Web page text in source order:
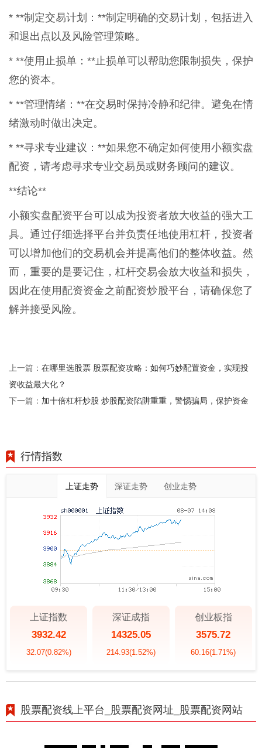
* **制定交易计划：**制定明确的交易计划，包括进入
和退出点以及风险管理策略。
* **使用止损单：**止损单可以帮助您限制损失，保护
您的资本。
* **管理情绪：**在交易时保持冷静和纪律。避免在情
绪激动时做出决定。
* **寻求专业建议：**如果您不确定如何使用小额实盘
配资，请考虑寻求专业交易员或财务顾问的建议。
**结论**
小额实盘配资平台可以成为投资者放大收益的强大工
具。通过仔细选择平台并负责任地使用杠杆，投资者
可以增加他们的交易机会并提高他们的整体收益。然
而，重要的是要记住，杠杆交易会放大收益和损失，
因此在使用配资资金之前配资炒股平台，请确保您了
解并接受风险。
上一篇： 在哪里选股票 股票配资攻略：如何巧妙配置资金，实现投
资收益最大化？
下一篇： 加十倍杠杆炒股 炒股配资陷阱重重，警惕骗局，保护资金
行情指数
上证走势 深证走势 创业走势
上证指数
3932.42
32.07(0.82%)
深证成指
14325.05
214.93(1.52%)
创业板指
3575.72
60.16(1.71%)
股票配资线上平台_股票配资网址_股票配资网站